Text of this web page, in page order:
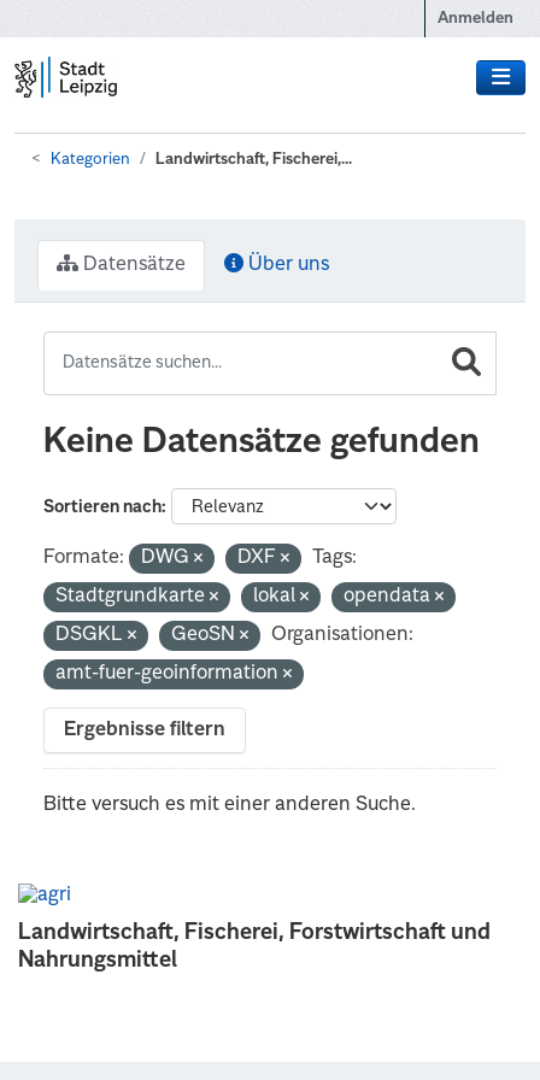
Anmelden
Kategorien Landwirtschaft, Fischerei,...
Landwirtschaft, Fischerei, Forstwirtschaft und
Nahrungsmittel
Datensätze Über uns
Keine Datensätze gefunden
Sortieren nach
Formate: DWG DXF
Tags:
Stadtgrundkarte
lokal
opendata
DSGKL
GeoSN
Organisationen:
amt-fuer-geoinformation
Ergebnisse filtern
Bitte versuch es mit einer anderen Suche.